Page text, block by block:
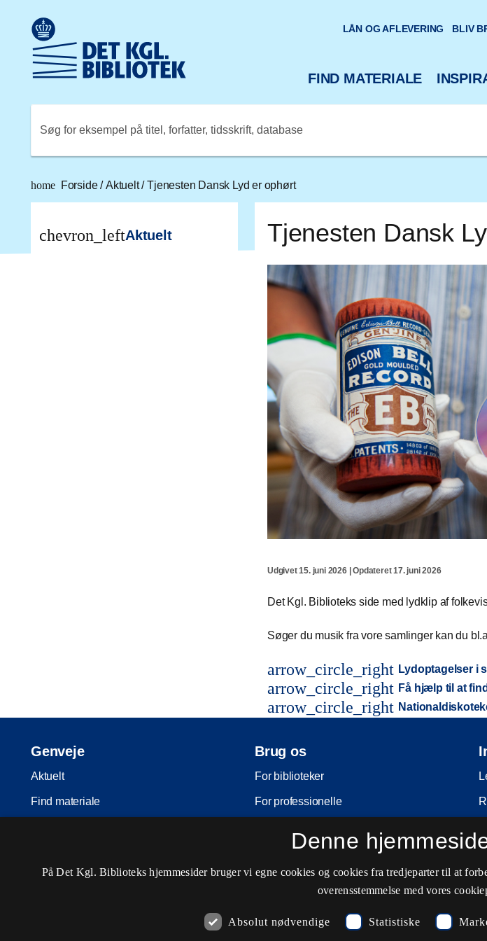
Det Kongelige Biblioteks logo. Gå til Det Kongelige Biblioteks hjemmeside
FIND MATERIALE
Søg for eksempel på titel, forfatter, tidsskrift, database
LÅN OG AFLEVERING BLIV
home Forside/ Aktuelt/ Tjenesten Dansk Lyd er ophørt
chevron_leftAktuelt Tjenesten Dansk
Udgivet 15. juni 2026 | Opdateret 17. juni 2026
Det Kgl. Biblioteks side med lydklip af
Søger du musik fra vore samlinger kan du
arrow_circle_right Lydoptagelser i
arrow_circle_right Få hjælp til at
arrow_circle_right
Genveje
Aktuelt
Find materiale
Services
Brug os
For biblioteker
For professionelle
Møder og konferencer
Nota-service
Denne
På Det Kgl. Biblioteks hjemmesider bruger vi egne cookies og cookies fra tredjeparter til at
overensstemmelse med vores
Absolut nødvendige Statistiske